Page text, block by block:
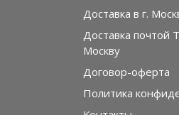
Доставка в г.
Доставка почтой
Москву
Договор-оферта
Политика